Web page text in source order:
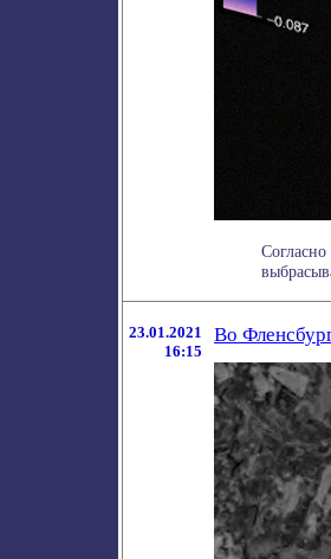
23.01.2021
16:15
Во